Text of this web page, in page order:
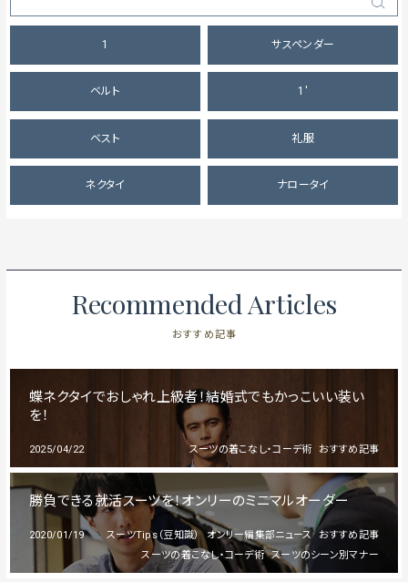
1 サスペンダー
ベルト 1'
ベスト 礼服
ネクタイ ナロータイ
Recommended Articles
おすすめ記事
蝶ネクタイでおしゃれ上級者！結婚式でもかっこいい装い
を！
2025/04/22 おすすめ記事
スーツの着こなし・コーデ術
勝負できる就活スーツを！オンリーのミニマルオーダー
2020/01/19 おすすめ記事
オンリー編集部ニュース
スーツTips（豆知識）
スーツのシーン別マナー
スーツの着こなし・コーデ術